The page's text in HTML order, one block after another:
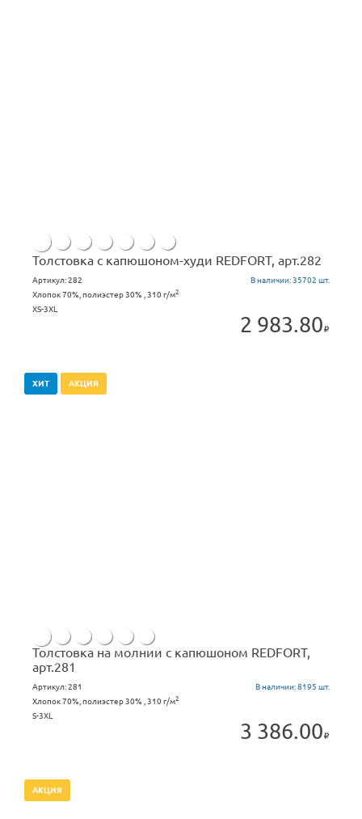
Толстовка с капюшоном-худи REDFORT, арт.282
Артикул:282 В наличии:35702 шт.
Хлопок 70%, полиэстер 30% , 310 г/м2
XS-3XL
2 983.80
ХИТ АКЦИЯ
Толстовка на молнии с капюшоном REDFORT,
арт.281
Артикул:281 В наличии:8195 шт.
Хлопок 70%, полиэстер 30% , 310 г/м2
S-3XL
3 386.00
АКЦИЯ